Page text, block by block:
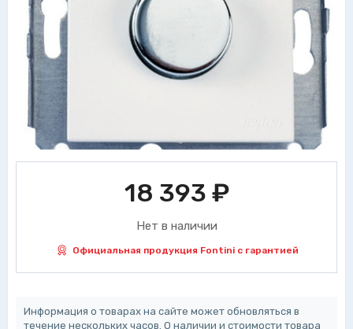
18 393 ₽
Нет в наличии
Официальная продукция Fontini с гарантией
Информация о товарах на сайте может обновляться в
течение нескольких часов. О наличии и стоимости товара